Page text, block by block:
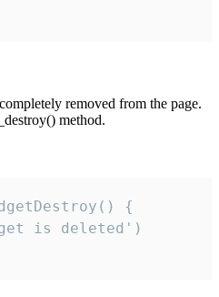
removed from the page.
method.
{
is deleted')